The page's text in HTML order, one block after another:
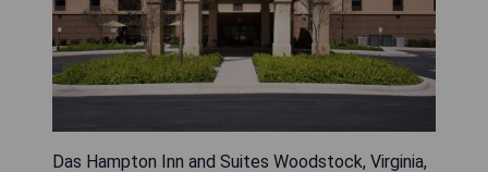
Das Hampton Inn and Suites Woodstock, Virginia,